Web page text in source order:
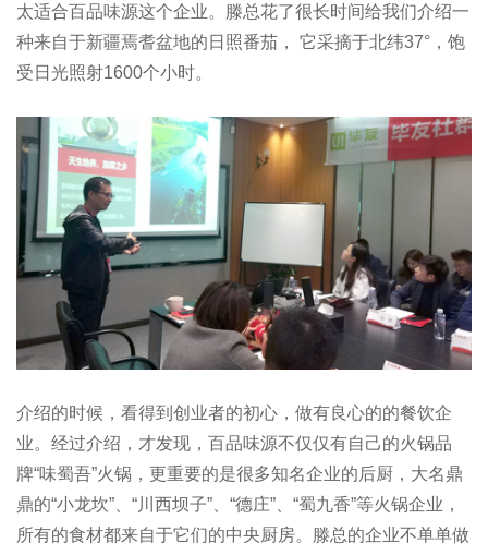
太适合百品味源这个企业。滕总花了很长时间给我们介绍一
种来自于新疆焉耆盆地的日照番茄， 它采摘于北纬37°，饱
受日光照射1600个小时。
介绍的时候，看得到创业者的初心，做有良心的的餐饮企
业。经过介绍，才发现，百品味源不仅仅有自己的火锅品
牌“味蜀吾”火锅，更重要的是很多知名企业的后厨，大名鼎
鼎的“小龙坎”、“川西坝子”、“德庄”、“蜀九香”等火锅企业，
所有的食材都来自于它们的中央厨房。滕总的企业不单单做